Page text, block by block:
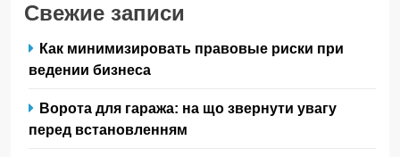
Свежие записи
Как минимизировать правовые риски при
ведении бизнеса
Ворота для гаража: на що звернути увагу
перед встановленням